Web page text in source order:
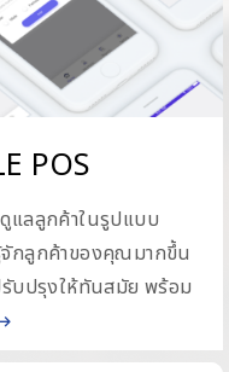
POS
แลลูกค้าในรูปแบบ
จักลูกค้าของคุณมากขึ้น
รับปรุงให้ทันสมัย พร้อม